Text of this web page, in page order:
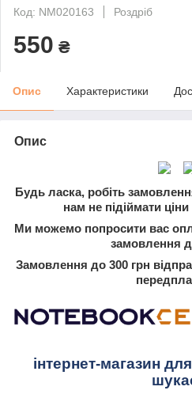
Код: NM020163
Роздріб
550 ₴
Опис Характеристики
Опис
Будь ласка, робіть
нам не підіймати
Ми можемо попросити вас
замовлення
Замовлення до 300 грн
інтернет-магазин